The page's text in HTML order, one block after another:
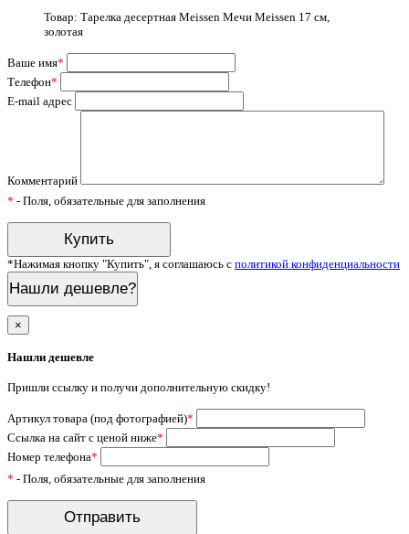
Товар: Тарелка десертная Meissen Мечи Meissen 17 см,
золотая
Ваше имя*
Телефон*
E-mail адрес
Комментарий
* - Поля, обязательные для заполнения
*Нажимая кнопку "Купить", я соглашаюсь с политикой конфиденциальности
Нашли дешевле?
×
Нашли дешевле
Пришли ссылку и получи дополнительную скидку!
Артикул товара (под фотографией)*
Ссылка на сайт с ценой ниже*
Номер телефона*
* - Поля, обязательные для заполнения